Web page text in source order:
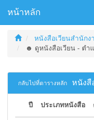
หน้าหลัก
หนังสือเวียนสำนักง
☻ ดูหนังสือเวียน - ตำแ
กลับไปที่ตารางหลัก หนังสื
ปี ประเภทหนังสือ